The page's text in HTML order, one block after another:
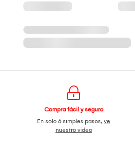
Compra fácil y seguro
En solo 6 simples pasos,ve
nuestro video